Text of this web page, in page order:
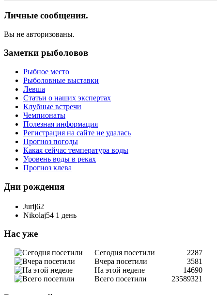
Личные сообщения.
Вы не авторизованы.
Заметки рыболовов
Рыбное место
Рыболовные выставки
Левша
Статьи о наших экспертах
Клубные встречи
Чемпионаты
Полезная информация
Регистрация на сайте не удалась
Прогноз погоды
Какая сейчас температура воды
Уровень воды в реках
Прогноз клева
Дни рождения
Jurij62
Nikolaj54 1 день
Нас уже
Сегодня посетили
2287
Вчера посетили
3581
На этой неделе
14690
Всего посетили
23589321